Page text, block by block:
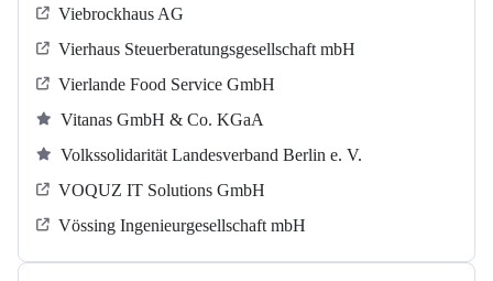
Viebrockhaus AG
Vierhaus Steuerberatungsgesellschaft mbH
Vierlande Food Service GmbH
Vitanas GmbH & Co. KGaA
Volkssolidarität Landesverband Berlin e. V.
VOQUZ IT Solutions GmbH
Vössing Ingenieurgesellschaft mbH